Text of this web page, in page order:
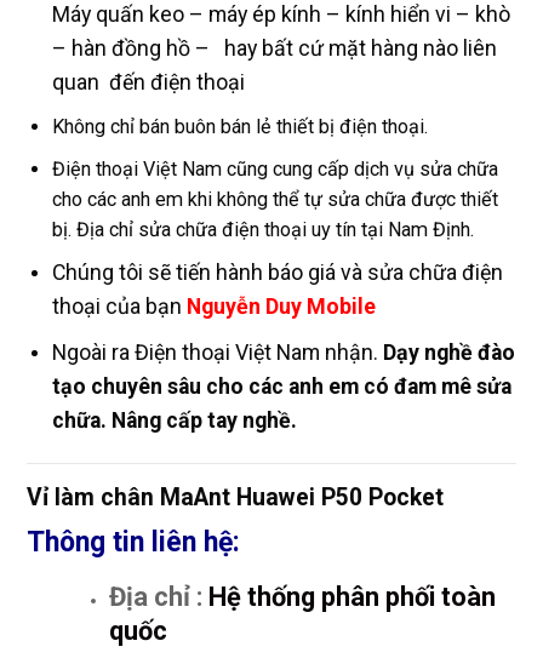
Máy quấn keo – máy ép kính – kính hiển vi – khò
– hàn đồng hồ – hay bất cứ mặt hàng nào liên
quan đến điện thoại
Không chỉ bán buôn bán lẻ thiết bị điện thoại.
Điện thoại Việt Nam cũng cung cấp dịch vụ sửa chữa
cho các anh em khi không thể tự sửa chữa được thiết
bị. Địa chỉ sửa chữa điện thoại uy tín tại Nam Định.
Chúng tôi sẽ tiến hành báo giá và sửa chữa điện
thoại của bạn Nguyễn Duy Mobile
Ngoài ra Điện thoại Việt Nam nhận. Dạy nghề đào
tạo chuyên sâu cho các anh em có đam mê sửa
chữa. Nâng cấp tay nghề.
Vỉ làm chân MaAnt Huawei P50 Pocket
Thông tin liên hệ:
Địa chỉ : Hệ thống phân phối toàn
quốc